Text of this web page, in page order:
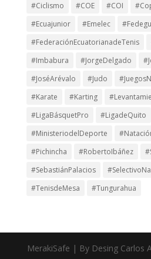
#Ciclismo
#COE #COI
#Ecuajunior
#Emelec
#FederaciónEcuatorianadeTenis
#Imbabura
#JorgeDelgado
#JoséArévalo
#Judo
#Karate
#Karting
#LigaBásquetPro
#LigadeQuito
#MinisteriodelDeporte
#Pichincha
#RobertoIbáñez
#SebastiánPalacios
#TenisdeMesa
#Tungurahua
MerakiSafe | By Desing Carlos